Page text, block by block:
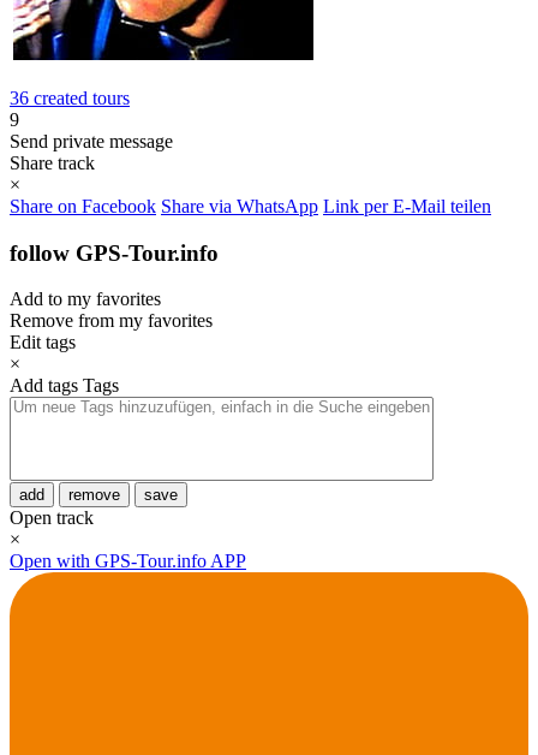
36 created tours
9
Send private message
Share track
×
Share on Facebook Share via WhatsApp Link per E-Mail teilen
follow GPS-Tour.info
Add to my favorites
Remove from my favorites
Edit tags
×
Add tags Tags
add remove save
Open track
×
Open with GPS-Tour.info APP